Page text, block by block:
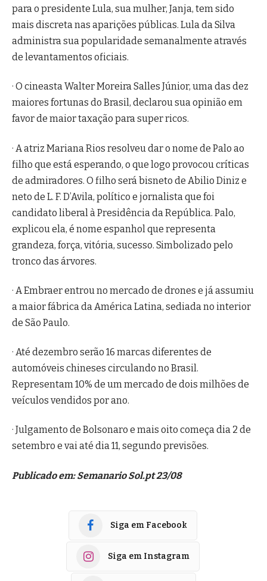
para o presidente Lula, sua mulher, Janja, tem sido
mais discreta nas aparições públicas. Lula da Silva
administra sua popularidade semanalmente através
de levantamentos oficiais.
· O cineasta Walter Moreira Salles Júnior, uma das dez
maiores fortunas do Brasil, declarou sua opinião em
favor de maior taxação para super ricos.
· A atriz Mariana Rios resolveu dar o nome de Palo ao
filho que está esperando, o que logo provocou críticas
de admiradores. O filho será bisneto de Abilio Diniz e
neto de L. F. D’Avila, político e jornalista que foi
candidato liberal à Presidência da República. Palo,
explicou ela, é nome espanhol que representa
grandeza, força, vitória, sucesso. Simbolizado pelo
tronco das árvores.
· A Embraer entrou no mercado de drones e já assumiu
a maior fábrica da América Latina, sediada no interior
de São Paulo.
· Até dezembro serão 16 marcas diferentes de
automóveis chineses circulando no Brasil.
Representam 10% de um mercado de dois milhões de
veículos vendidos por ano.
· Julgamento de Bolsonaro e mais oito começa dia 2 de
setembro e vai até dia 11, segundo previsões.
Publicado em: Semanario Sol.pt 23/08
Siga em Facebook
Siga em Instagram